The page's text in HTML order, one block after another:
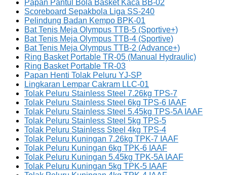
Papan Pantul Bola Basket Kaca BB-02
Scoreboard Sepakbola Liga SS-240
Pelindung Badan Kempo BPK-01
Bat Tenis Meja Olympus TTB-5 (Sportive+)
Bat Tenis Meja Olympus TTB-4 (Sportive)
Bat Tenis Meja Olympus TTB-2 (Advance+)
Ring Basket Portable TR-05 (Manual Hydraulic)
Ring Basket Portable TR-03
Papan Henti Tolak Peluru YJ-SP
Lingkaran Lempar Cakram LLC-01
Tolak Peluru Stainless Steel 7.26kg TPS-7
Tolak Peluru Stainless Steel 6kg TPS-6 IAAF
Tolak Peluru Stainless Steel 5.45kg TPS-5A IAAF
Tolak Peluru Stainless Steel 5kg TPS-5
Tolak Peluru Stainless Steel 4kg TPS-4
Tolak Peluru Kuningan 7.26kg TPK-7 IAAF
Tolak Peluru Kuningan 6kg TPK-6 IAAF
Tolak Peluru Kuningan 5.45kg TPK-5A IAAF
Tolak Peluru Kuningan 5kg TPK-5 IAAF